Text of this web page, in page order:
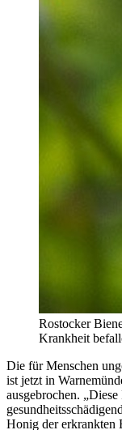
Rostocker
Krankheit
Die für Menschen
ist jetzt in
ausgebrochen.
Honig der erkrankten